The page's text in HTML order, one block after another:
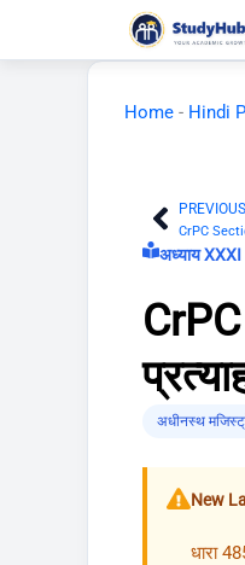
Home - Hindi
Prev
PREVIOUS
CrPC
अध्याय XXXI
अधीनस्थ
New
धारा